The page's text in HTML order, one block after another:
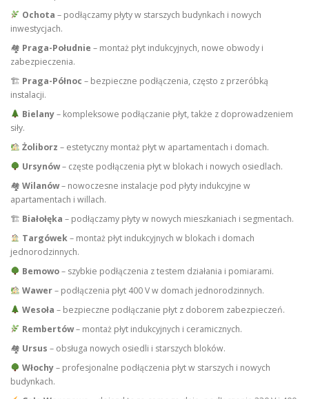
Ochota – podłączamy płyty w starszych budynkach i nowych
inwestycjach.
🏘 Praga-Południe – montaż płyt indukcyjnych, nowe obwody i
zabezpieczenia.
🏗 Praga-Północ – bezpieczne podłączenia, często z przeróbką
instalacji.
Bielany– kompleksowe podłączanie płyt, także z doprowadzeniem
siły.
Żoliborz – estetyczny montaż płyt w apartamentach i domach.
Ursynów– częste podłączenia płyt w blokach i nowych osiedlach.
🏘 Wilanów– nowoczesne instalacje pod płyty indukcyjne w
apartamentach i willach.
🏗 Białołęka – podłączamy płyty w nowych mieszkaniach i segmentach.
Targówek– montaż płyt indukcyjnych w blokach i domach
jednorodzinnych.
Bemowo– szybkie podłączenia z testem działania i pomiarami.
Wawer– podłączenia płyt 400 V w domach jednorodzinnych.
Wesoła – bezpieczne podłączanie płyt z doborem zabezpieczeń.
Rembertów– montaż płyt indukcyjnych i ceramicznych.
🏘 Ursus – obsługa nowych osiedli i starszych bloków.
Włochy– profesjonalne podłączenia płyt w starszych i nowych
budynkach.